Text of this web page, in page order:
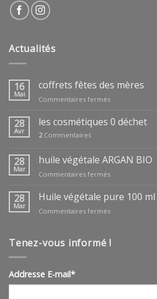
Actualités
16
Mai
coffrets fêtes des mères
Commentaires ferméssur
fêtes
des
28
Avr
les cosmétiques 0 déchet
2Commentaires
28
Mar
huile végétale ARGAN BIO
Commentaires ferméssur
végétale
ARGAN
BIO
28
Mar
Huile végétale pure 100 ml
Commentaires ferméssur
pure
Tenez-vous informé !
Addresse E-mail*